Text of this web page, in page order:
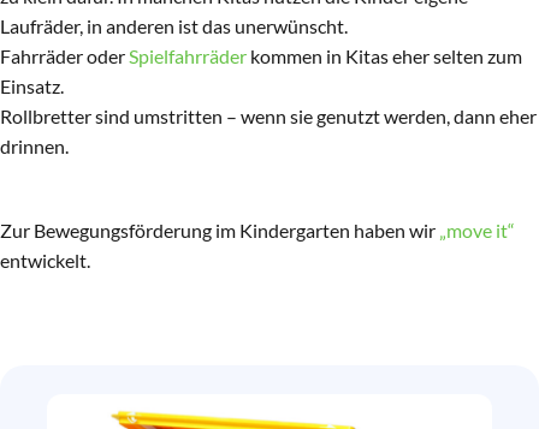
Laufräder, in anderen ist das unerwünscht.
Fahrräder oder Spielfahrräder kommen in Kitas eher selten zum
Einsatz.
Rollbretter sind umstritten – wenn sie genutzt werden, dann eher
drinnen.
Zur Bewegungsförderung im Kindergarten haben wir „move it“
entwickelt.